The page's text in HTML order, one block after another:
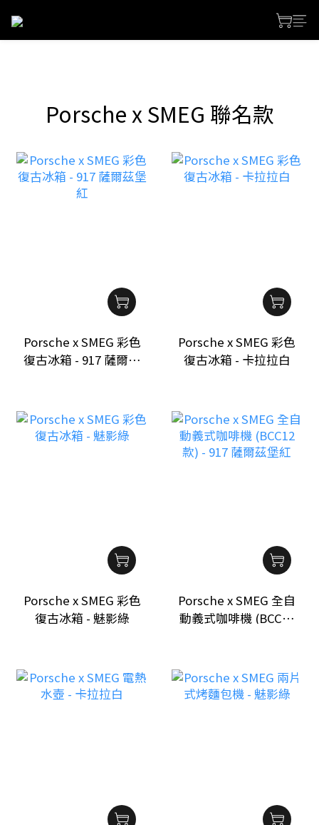
next
Porsche x SMEG 聯名款
Porsche x SMEG 彩色
復古冰箱 - 917 薩爾茲
Porsche x SMEG 彩色
復古冰箱 - 卡拉拉白
Porsche x SMEG 彩色
復古冰箱 - 魅影綠
Porsche x SMEG 全自
動義式咖啡機 (BCC12